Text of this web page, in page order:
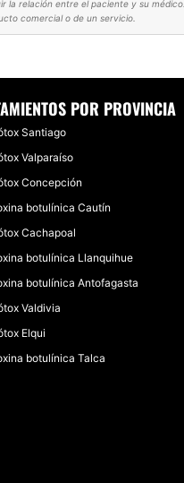
la relación entre el paciente y su médico.
comercial o de un servicio.
POR PROVINCIA
Santiago
Valparaíso
Concepción
botulínica Cautín
Cachapoal
botulínica Llanquihue
botulínica Antofagasta
Valdivia
Elqui
botulínica Talca